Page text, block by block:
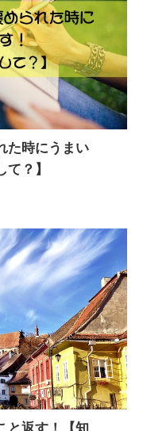
た時にうまい
？】
と返す！【知